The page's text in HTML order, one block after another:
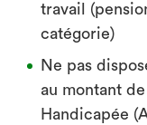
travail
catégorie)
Ne pas
au montant
Handicapée